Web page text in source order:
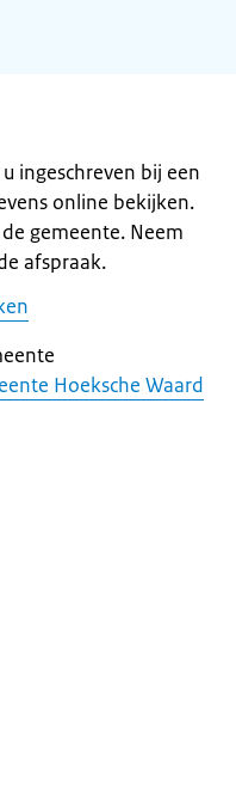
ingeschreven bij een
online bekijken.
gemeente. Neem
afspraak.
Hoeksche Waard